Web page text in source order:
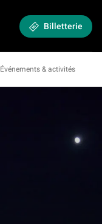
Billetterie
& activités